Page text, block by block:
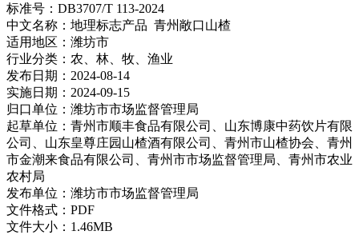
标准号： DB3707/T 113-2024
中文名称： 地理标志产品 青州敞口山楂
适用地区： 潍坊市
行业分类： 农、林、牧、渔业
发布日期： 2024-08-14
实施日期： 2024-09-15
归口单位： 潍坊市市场监督管理局
起草单位： 青州市顺丰食品有限公司、山东博康中药饮片有限
公司、山东皇尊庄园山楂酒有限公司、青州市山楂协会、青州
市金潮来食品有限公司、青州市市场监督管理局、青州市农业
农村局
发布单位： 潍坊市市场监督管理局
文件格式： PDF
文件大小： 1.46MB